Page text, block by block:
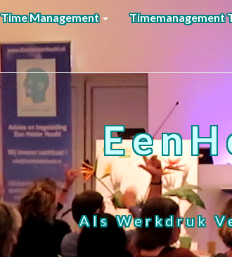
Time Management Timemanagement
Als Werkdruk